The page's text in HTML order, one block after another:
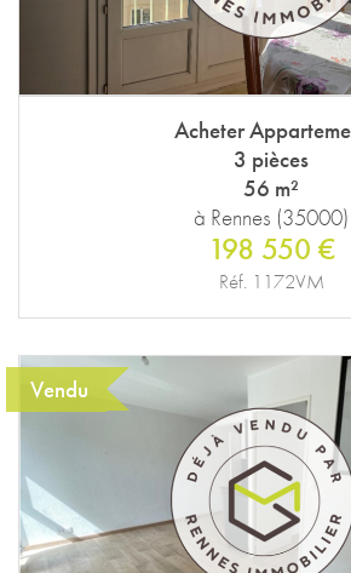
Acheter
3 pièces
56 m²
à Rennes (35000)
198 550 €
Réf. 1172VM
Vendu